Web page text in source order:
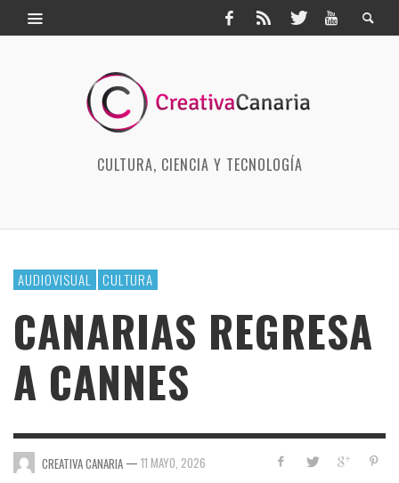
CULTURA, CIENCIA Y TECNOLOGÍA
AUDIOVISUAL CULTURA
CANARIAS REGRESA
A CANNES
CREATIVA CANARIA — 11 MAYO, 2026